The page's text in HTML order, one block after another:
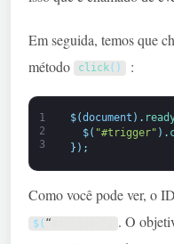
Em seguida, temos que
método
click( ) :
1
2
3
$(document ) .
$( "#trigger" ) .
} ) ;
Como você pode ver, o
$( “ . O